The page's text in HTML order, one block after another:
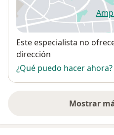
Disponibilidad
Este especialista no
dirección
¿Qué puedo hacer ahora?
Mostrar